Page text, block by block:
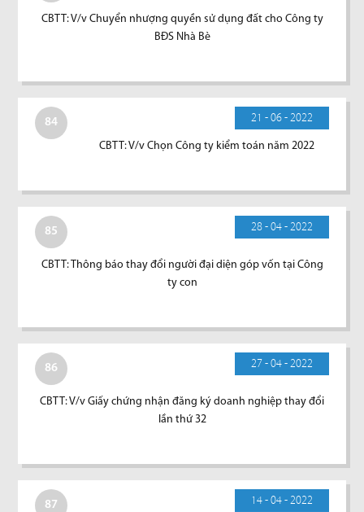
CBTT: V/v Chuyển nhượng quyền sử dụng đất cho Công ty
BĐS Nhà Bè
84 21 - 06 - 2022
CBTT: V/v Chọn Công ty kiểm toán năm 2022
85 28 - 04 - 2022
CBTT: Thông báo thay đổi người đại diện góp vốn tại Công
ty con
86 27 - 04 - 2022
CBTT: V/v Giấy chứng nhận đăng ký doanh nghiệp thay đổi
lần thứ 32
87 14 - 04 - 2022